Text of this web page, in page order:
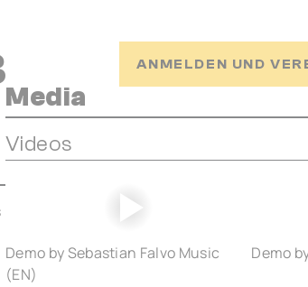
ANMELDEN UND
Media
Videos
Demo by Sebastian Falvo Music
(EN)
Demo